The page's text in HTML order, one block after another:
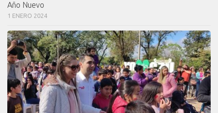
Año Nuevo
1 ENERO 2024